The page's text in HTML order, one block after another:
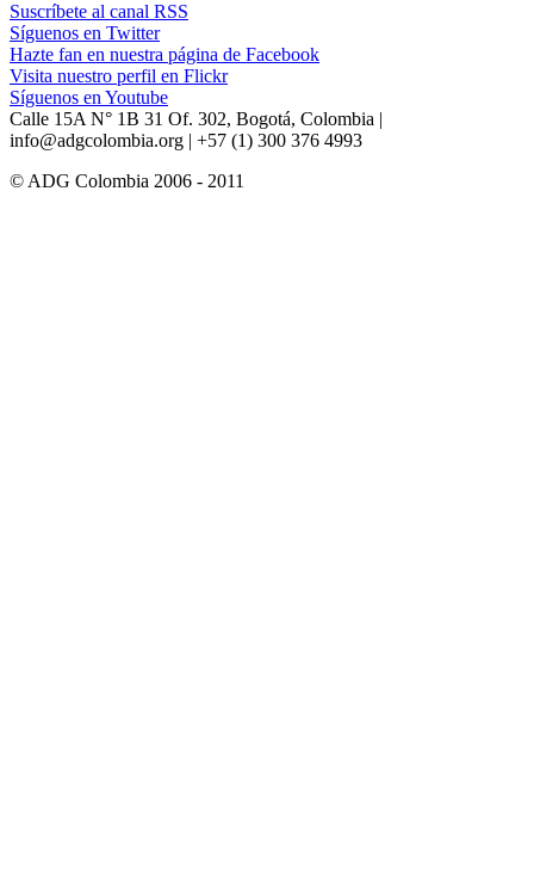
Suscríbete al canal RSS
Síguenos en Twitter
Hazte fan en nuestra página de Facebook
Visita nuestro perfil en Flickr
Síguenos en Youtube
Calle 15A N° 1B 31 Of. 302, Bogotá, Colombia |
info@adgcolombia.org | +57 (1) 300 376 4993
© ADG Colombia 2006 - 2011